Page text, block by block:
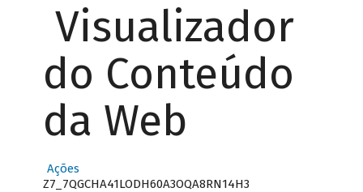
Visualizador
do Conteúdo
da Web
Ações
Z7_7QGCHA41LODH60A3OQA8RN14H3